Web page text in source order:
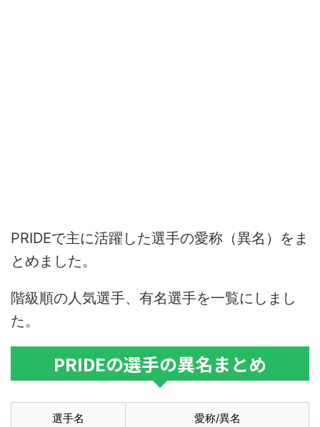
PRIDEで主に活躍した選手の愛称（異名）をま
とめました。
階級順の人気選手、有名選手を一覧にしまし
た。
PRIDEの選手の異名まとめ
選手名 愛称/異名